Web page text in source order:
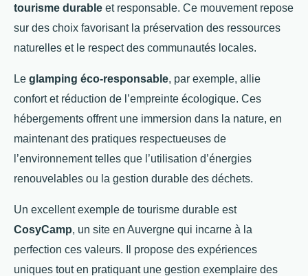
tourisme durable et responsable. Ce mouvement repose
sur des choix favorisant la préservation des ressources
naturelles et le respect des communautés locales.
Le glamping éco-responsable , par exemple, allie
confort et réduction de l’empreinte écologique. Ces
hébergements offrent une immersion dans la nature, en
maintenant des pratiques respectueuses de
l’environnement telles que l’utilisation d’énergies
renouvelables ou la gestion durable des déchets.
Un excellent exemple de tourisme durable est
CosyCamp , un site en Auvergne qui incarne à la
perfection ces valeurs. Il propose des expériences
uniques tout en pratiquant une gestion exemplaire des